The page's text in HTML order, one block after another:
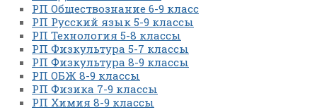
РП Обществознание 6-9 класс
РП Русский язык 5-9 классы
РП Технология 5-8 классы
РП Физкультура 5-7 классы
РП Физкультура 8-9 классы
РП ОБЖ 8-9 классы
РП Физика 7-9 классы
РП Химия 8-9 классы